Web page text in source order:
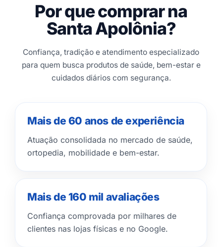
Por que comprar na
Santa Apolônia?
Confiança, tradição e atendimento especializado
para quem busca produtos de saúde, bem-estar e
cuidados diários com segurança.
Mais de 60 anos de experiência
Atuação consolidada no mercado de saúde,
ortopedia, mobilidade e bem-estar.
Mais de 160 mil avaliações
Confiança comprovada por milhares de
clientes nas lojas físicas e no Google.